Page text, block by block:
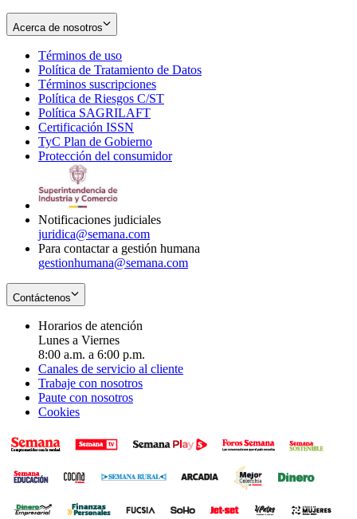
Acerca de nosotros
Términos de uso
in
new
window
Política de Tratamiento de Datos
Términos suscripciones
in
Política de Riesgos C/ST
Política SAGRILAFT
new
window
Certificación ISSN
in
new
TyC Plan de Gobierno
in
Protección del consumidorOpens
Notificaciones judiciales
juridica@semana.com
Para contactar a gestión humana
gestionhumana@semana.com
Contáctenos
Horarios de atención
Lunes a Viernes
8:00 a.m. a 6:00 p.m.
Canales de servicio al cliente
Trabaje con nosotros
Paute con nosotros
Cookies